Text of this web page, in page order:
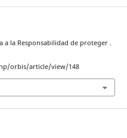
a la Responsabilidad de proteger .
orbis/article/view/148